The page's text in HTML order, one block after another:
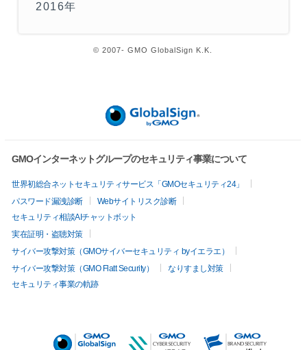
2016年
© 2007- GMO GlobalSign K.K.
GMOインターネットグループのセキュリティ事業について
世界初総合ネットセキュリティサービス「GMOセキュリティ24」
パスワード漏洩診断
Webサイトリスク診断
セキュリティ相談AIチャットボット
実在証明・盗聴対策
サイバー攻撃対策（GMOサイバーセキュリティ byイエラエ）
サイバー攻撃対策（GMO Flatt Security）
なりすまし対策
セキュリティ事業の軌跡